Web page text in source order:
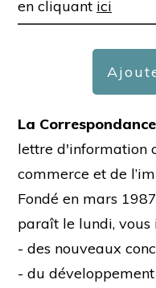
en cliquant ici
La
lettre d'information
commerce et de
Fondé en mars
paraît le lundi, vous
- des nouveaux
- du développement